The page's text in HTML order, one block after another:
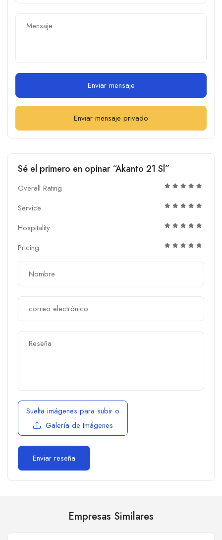
Enviar mensaje
Enviar mensaje privado
Sé el primero en opinar “Akanto 21 Sl”
Overall Rating
Service
Hospitality
Pricing
Suelta imágenes para subir o
Galería de Imágenes
Empresas Similares